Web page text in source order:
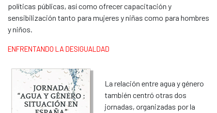
políticas públicas, así como ofrecer capacitación y
sensibilización tanto para mujeres y niñas como para hombres
y niños.
ENFRENTANDO LA DESIGUALDAD
La relación entre agua y género
también centró otras dos
jornadas, organizadas por la